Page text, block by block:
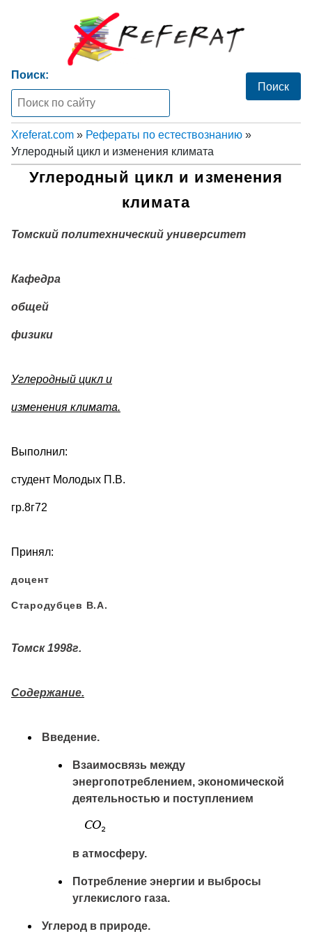
Поиск:
Xreferat.com » Рефераты по естествознанию »
Углеродный цикл и изменения климата
Углеродный цикл и изменения
климата
Томский политехнический университет
Кафедра
общей
физики
Углеродный цикл и
изменения климата.
Выполнил:
cтудент Молодых П.В.
гр.8г72
Принял:
доцент
Стародубцев В.А.
Томск 1998г.
Содержание.
Введение.
Взаимосвязь между
энергопотреблением, экономической
деятельностью и поступлением
в атмосферу.
Потребление энергии и выбросы
углекислого газа.
Углерод в природе.